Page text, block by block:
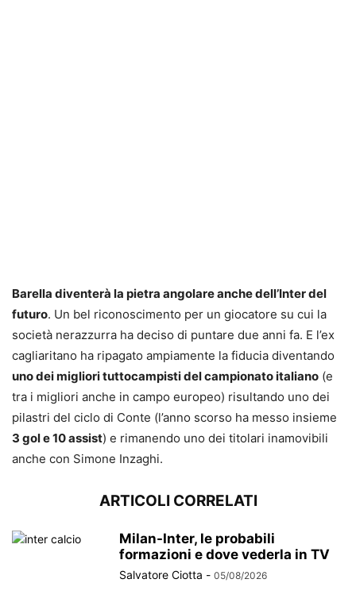
Barella diventerà la pietra angolare anche dell’Inter del
futuro. Un bel riconoscimento per un giocatore su cui la
società nerazzurra ha deciso di puntare due anni fa. E l’ex
cagliaritano ha ripagato ampiamente la fiducia diventando
uno dei migliori tuttocampisti del campionato italiano (e
tra i migliori anche in campo europeo) risultando uno dei
pilastri del ciclo di Conte (l’anno scorso ha messo insieme
3 gol e 10 assist) e rimanendo uno dei titolari inamovibili
anche con Simone Inzaghi.
ARTICOLI CORRELATI
Milan-Inter, le probabili
formazioni e dove vederla in TV
Salvatore Ciotta - 05/08/2026